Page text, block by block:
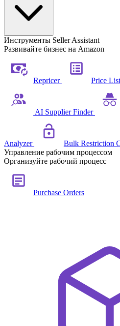
Инструменты Seller Assistant
Развивайте бизнес на Amazon
Repricer Price
AI Supplier Finder
Analyzer Bulk Restriction
Управление рабочим процессом
Организуйте рабочий процесс
Purchase Orders